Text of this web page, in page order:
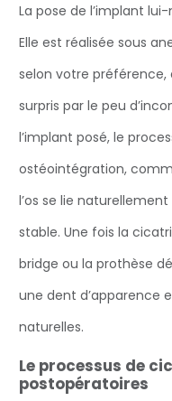
La pose de l’implant
Elle est réalisée sous
selon votre
surpris par le peu
l’implant posé, le
ostéointégration,
l’os se lie
stable. Une fois la
bridge ou la prothèse
une dent d’apparence
naturelles.
Le processus de
postopératoires